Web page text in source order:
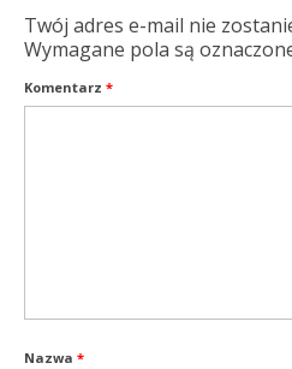
Twój adres e-mail nie
Wymagane pola są
Komentarz *
Nazwa *